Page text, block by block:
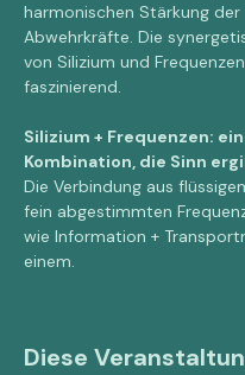
harmonischen Stärkung der
Abwehrkräfte. Die
von Silizium und
faszinierend.
Silizium + Frequenzen:
Kombination, die Sinn
Die Verbindung aus
fein abgestimmten
wie Information +
einem.
Diese